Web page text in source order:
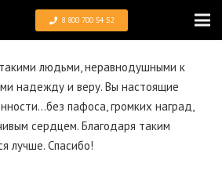
8 800 700 54 52
людьми, неравнодушными к
надежду и веру. Вы настоящие
пафоса, громких наград,
сердцем. Благодаря таким
лучше. Спасибо!